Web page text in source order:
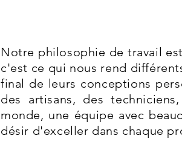
Notre philosophie de travail
c'est ce qui nous rend
final de leurs conceptions
des artisans, des
monde, une équipe avec
désir d'exceller dans chaque